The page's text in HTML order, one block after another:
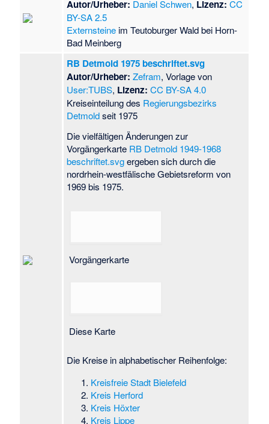
Autor/Urheber: Daniel Schwen, Lizenz: CC
BY-SA 2.5
Externsteine im Teutoburger Wald bei Horn-
Bad Meinberg
RB Detmold 1975 beschriftet.svg
Autor/Urheber: Zefram, Vorlage von
User:TUBS, Lizenz: CC BY-SA 4.0
Kreiseinteilung des Regierungsbezirks
Detmoldseit 1975
Die vielfältigen Änderungen zur
Vorgängerkarte RB Detmold 1949-1968
beschriftet.svgergeben sich durch die
nordrhein-westfälische Gebietsreform von
1969 bis 1975.
Vorgängerkarte
Diese Karte
Die Kreise in alphabetischer Reihenfolge:
Kreisfreie Stadt Bielefeld
Kreis Herford
Kreis Höxter
Kreis Lippe